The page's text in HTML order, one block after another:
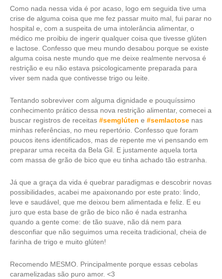
Como nada nessa vida é por acaso, logo em seguida tive uma
crise de alguma coisa que me fez passar muito mal, fui parar no
hospital e, com a suspeita de uma intolerância alimentar, o
médico me proibiu de ingerir qualquer coisa que tivesse glúten
e lactose. Confesso que meu mundo desabou porque se existe
alguma coisa neste mundo que me deixe realmente nervosa é
restrição e eu não estava psicologicamente preparada para
viver sem nada que contivesse trigo ou leite.
Tentando sobreviver com alguma dignidade e pouquíssimo
conhecimento prático dessa nova restrição alimentar, comecei a
buscar registros de receitas #semglúten e #semlactose nas
minhas referências, no meu repertório. Confesso que foram
poucos itens identificados, mas de repente me vi pensando em
preparar uma receita da Bela Gil. E justamente aquela torta
com massa de grão de bico que eu tinha achado tão estranha.
Já que a graça da vida é quebrar paradigmas e descobrir novas
possibilidades, acabei me apaixonando por este prato: lindo,
leve e saudável, que me deixou bem alimentada e feliz. E eu
juro que esta base de grão de bico não é nada estranha
quando a gente come: de tão suave, não dá nem para
desconfiar que não seguimos uma receita tradicional, cheia de
farinha de trigo e muito glúten!
Recomendo MESMO. Principalmente porque essas cebolas
caramelizadas são puro amor. <3